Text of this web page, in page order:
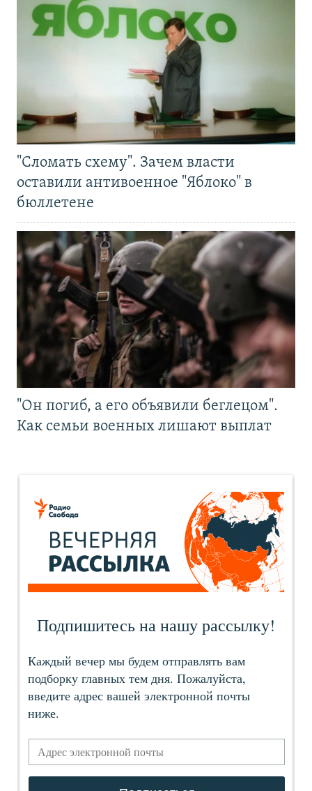
"Сломать схему". Зачем власти
оставили антивоенное "Яблоко" в
бюллетене
"Он погиб, а его объявили беглецом".
Как семьи военных лишают выплат